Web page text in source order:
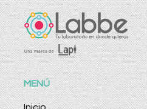
MENÚ